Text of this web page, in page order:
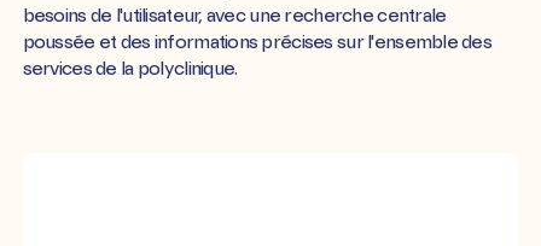
besoins de l'utilisateur, avec une recherche centrale
poussée et des informations précises sur l'ensemble des
services de la polyclinique.